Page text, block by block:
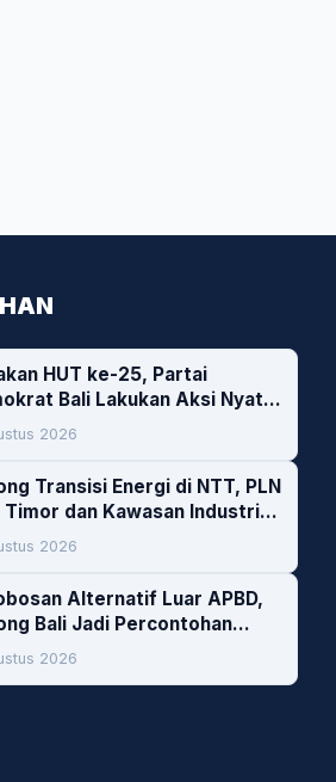
HUT ke-25, Partai
Bali Lakukan Aksi Nyata
Lingkungan
2026
Transisi Energi di NTT, PLN
Timor dan Kawasan Industri
Buka Peluang Investasi
untuk Cofiring PLTU
2026
Alternatif Luar APBD,
Bali Jadi Percontohan
Pembiayaan Daerah
2026